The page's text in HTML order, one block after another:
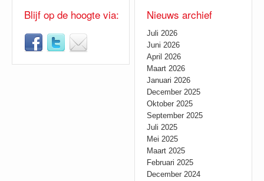
Blijf op de hoogte via: Nieuws archief
Juli 2026
Juni 2026
April 2026
Maart 2026
Januari 2026
December 2025
Oktober 2025
September 2025
Juli 2025
Mei 2025
Maart 2025
Februari 2025
December 2024